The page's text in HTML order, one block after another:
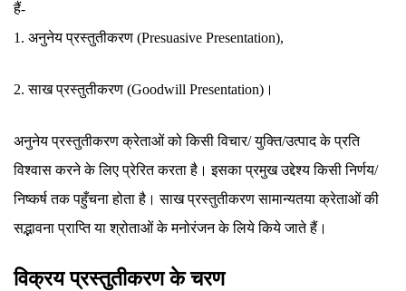
हैं-
1. अनुनेय प्रस्तुतीकरण (Presuasive Presentation),
2. साख प्रस्तुतीकरण (Goodwill Presentation)।
अनुनेय प्रस्तुतीकरण क्रेताओं को किसी विचार/ युक्ति/उत्पाद के प्रति
विश्वास करने के लिए प्रेरित करता है। इसका प्रमुख उद्देश्य किसी निर्णय/
निष्कर्ष तक पहुँचना होता है। साख प्रस्तुतीकरण सामान्यतया क्रेताओं की
सद्भावना प्राप्ति या श्रोताओं के मनोरंजन के लिये किये जाते हैं।
विक्रय प्रस्तुतीकरण के चरण